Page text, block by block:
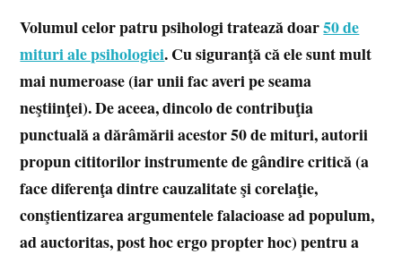
Volumul celor patru psihologi tratează doar50 de
mituri ale psihologiei. Cu siguranţă că ele sunt mult
mai numeroase (iar unii fac averi pe seama
neştiinţei). De aceea, dincolo de contribuţia
punctuală a dărâmării acestor 50 de mituri, autorii
propun cititorilor instrumente de gândire critică (a
face diferenţa dintre cauzalitate şi corelaţie,
conştientizarea argumentele falacioase ad populum,
ad auctoritas, post hoc ergo propter hoc) pentru a